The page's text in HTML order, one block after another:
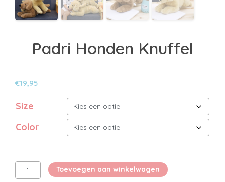
Padri Honden Knuffel
€19,95
Size
Color
Padri
Honden
Toevoegen aan winkelwagen